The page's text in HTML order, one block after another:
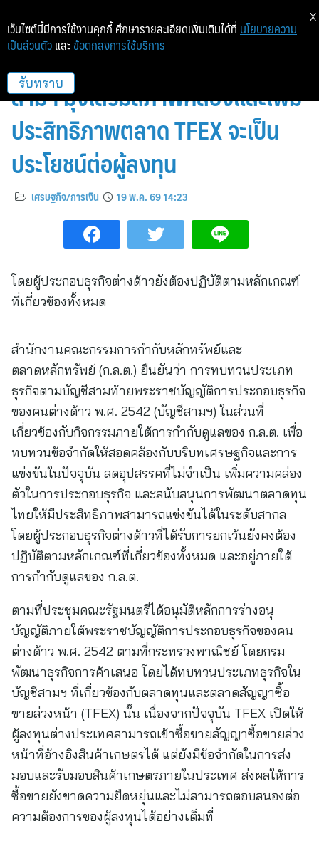
ก.ล.ต. ยืนยัน การทบทวนบัญชี
สามฯ มุ่งเสริมสภาพคล่องและเพิ่ม
ประสิทธิภาพตลาด TFEX จะเป็น
ประโยชน์ต่อผู้ลงทุน
เศรษฐกิจ/การเงิน 19 พ.ค. 69 14:23
โดยผู้ประกอบธุรกิจต่างด้าวยังต้องปฏิบัติตามหลักเกณฑ์
ที่เกี่ยวข้องทั้งหมด
สำนักงานคณะกรรมการกำกับหลักทรัพย์และ
ตลาดหลักทรัพย์ (ก.ล.ต.) ยืนยันว่า การทบทวนประเภท
ธุรกิจตามบัญชีสามท้ายพระราชบัญญัติการประกอบธุรกิจ
ของคนต่างด้าว พ.ศ. 2542 (บัญชีสามฯ) ในส่วนที่
เกี่ยวข้องกับกิจกรรมภายใต้การกำกับดูแลของ ก.ล.ต. เพื่อ
ทบทวนข้อจำกัดให้สอดคล้องกับบริบทเศรษฐกิจและการ
แข่งขันในปัจจุบัน ลดอุปสรรคที่ไม่จำเป็น เพิ่มความคล่อง
ตัวในการประกอบธุรกิจ และสนับสนุนการพัฒนาตลาดทุน
ไทยให้มีประสิทธิภาพสามารถแข่งขันได้ในระดับสากล
โดยผู้ประกอบธุรกิจต่างด้าวที่ได้รับการยกเว้นยังคงต้อง
ปฏิบัติตามหลักเกณฑ์ที่เกี่ยวข้องทั้งหมด และอยู่ภายใต้
การกำกับดูแลของ ก.ล.ต.
ตามที่ประชุมคณะรัฐมนตรีได้อนุมัติหลักการร่างอนุ
บัญญัติภายใต้พระราชบัญญัติการประกอบธุรกิจของคน
ต่างด้าว พ.ศ. 2542 ตามที่กระทรวงพาณิชย์ โดยกรม
พัฒนาธุรกิจการค้าเสนอ โดยได้ทบทวนประเภทธุรกิจใน
บัญชีสามฯ ที่เกี่ยวข้องกับตลาดทุนและตลาดสัญญาซื้อ
ขายล่วงหน้า (TFEX) นั้น เนื่องจากปัจจุบัน TFEX เปิดให้
ผู้ลงทุนต่างประเทศสามารถเข้าซื้อขายสัญญาซื้อขายล่วง
หน้าที่อ้างอิงสินค้าเกษตรได้ แต่ยังมีข้อจำกัดในการส่ง
มอบและรับมอบสินค้าเกษตรภายในประเทศ ส่งผลให้การ
ซื้อขายยังขาดความยืดหยุ่นและไม่สามารถตอบสนองต่อ
ความต้องการของผู้ลงทุนได้อย่างเต็มที่
เว็บไซต์นี้มีการใช้งานคุกกี้ ศึกษารายละเอียดเพิ่มเติมได้ที่ นโยบายความ
เป็นส่วนตัว และ ข้อตกลงการใช้บริการ
รับทราบ
X